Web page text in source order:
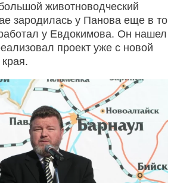
животноводческий
зародилась у Панова еще в то
у Евдокимова. Он нашел
проект уже с новой